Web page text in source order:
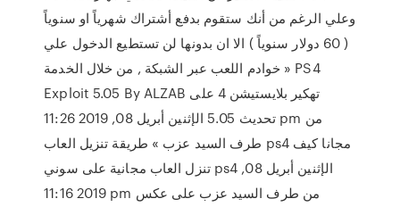
وعلي الرغم من أنك ستقوم بدفع أشتراك شهرياً او سنوياً
( 60 دولار سنوياً ) الا ان بدونها لن تستطيع الدخول علي
خوادم اللعب عبر الشبكة , من خلال الخدمة » PS4
Exploit 5.05 By ALZAB تهكير بلايستيشن 4 على
تحديث 5.05 الإثنين أبريل 08, 2019 11:26 pm من
طرف السيد عزب » طريقة تنزيل العاب ps4 مجانا كيف
تنزل العاب مجانية على سوني ps4 الإثنين أبريل 08,
2019 11:16 pm من طرف السيد عزب على عكس